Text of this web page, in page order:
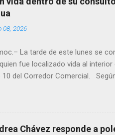
08, 2026
La tarde de este lunes se
fue localizado vida al
del Corredor Comercial.
ya sin signos vitales.
el periodo 2023–2024, era un
Chávez responde a